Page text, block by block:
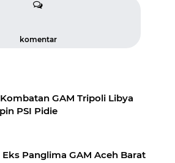
komentar
GAM Tripoli Libya
PSI Pidie
Eks Panglima GAM Aceh Barat